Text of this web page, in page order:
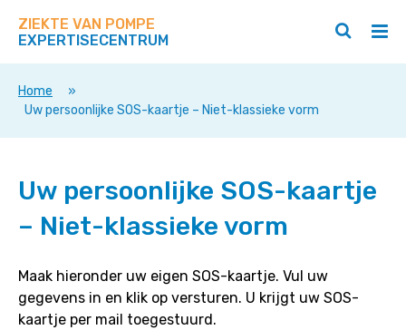
direct
op
deze
ZIEKTE VAN POMPE
EXPERTISECENTRUM
/
Zoeken
/
Home
»
Uw persoonlijke SOS-kaartje – Niet-klassieke vorm
Uw persoonlijke SOS-kaartje
– Niet-klassieke vorm
Maak hieronder uw eigen SOS-kaartje. Vul uw
gegevens in en klik op versturen. U krijgt uw SOS-
kaartje per mail toegestuurd.